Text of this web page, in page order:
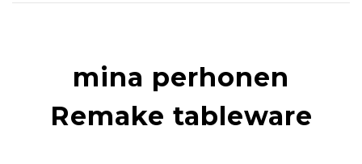
mina perhonen
Remake tableware